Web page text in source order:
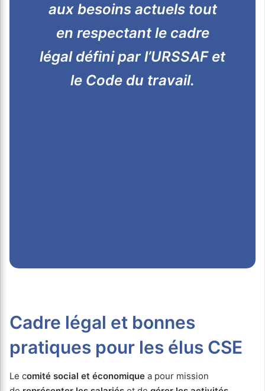
aux besoins actuels tout
en respectant le cadre
légal défini par l’URSSAF et
le Code du travail.
Cadre légal et bonnes
pratiques pour les élus CSE
Le comité social et économique a pour mission